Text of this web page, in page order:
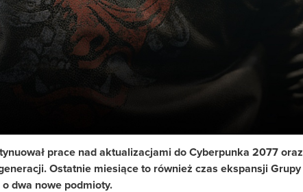
prace nad aktualizacjami do Cyberpunka 2077 oraz
Ostatnie miesiące to również czas ekspansji Grupy
o dwa nowe podmioty.